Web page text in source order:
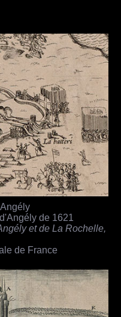
de 1621
et de La Rochelle,
de France